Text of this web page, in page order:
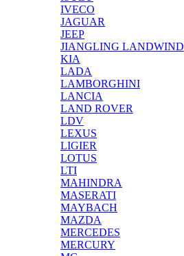
IVECO
JAGUAR
JEEP
JIANGLING LANDWIND
KIA
LADA
LAMBORGHINI
LANCIA
LAND ROVER
LDV
LEXUS
LIGIER
LOTUS
LTI
MAHINDRA
MASERATI
MAYBACH
MAZDA
MERCEDES
MERCURY